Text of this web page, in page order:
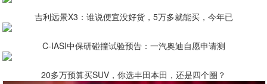
吉利远景X3：谁说便宜没好货，5万多就能买，今年已
C-IASI中保研碰撞试验预告：一汽奥迪自愿申请测
20多万预算买SUV，你选丰田本田，还是四个圈？